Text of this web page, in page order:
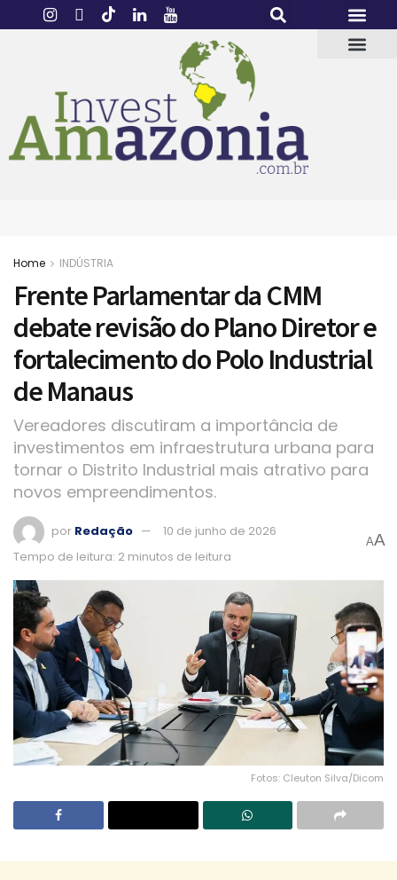
Home INDÚSTRIA
Frente Parlamentar da CMM
debate revisão do Plano Diretor e
fortalecimento do Polo Industrial
de Manaus
Vereadores discutiram a importância de
investimentos em infraestrutura urbana para
tornar o Distrito Industrial mais atrativo para
novos empreendimentos.
por Redação
10 de junho de 2026
Tempo de leitura: 2 minutos de leitura
AA
Fotos: Cleuton Silva/Dicom